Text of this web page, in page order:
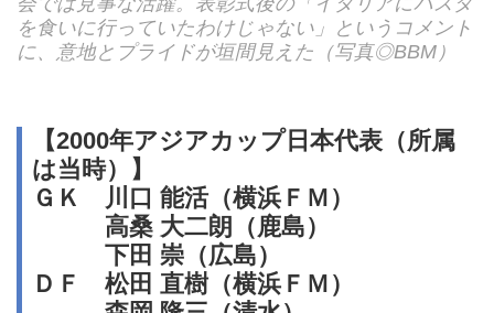
を食いに行っていたわけじゃない」というコメント
に、意地とプライドが垣間見えた（写真◎BBM）
【2000年アジアカップ日本代表（所属
は当時）】
ＧＫ 川口 能活（横浜ＦＭ）
高桑 大二朗（鹿島）
下田 崇（広島）
ＤＦ 松田 直樹（横浜ＦＭ）